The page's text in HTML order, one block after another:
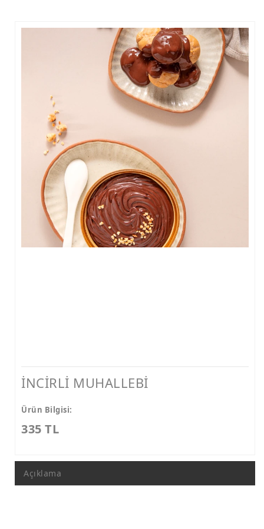
İNCİRLİ MUHALLEBİ
Ürün Bilgisi:
335 TL
Açıklama